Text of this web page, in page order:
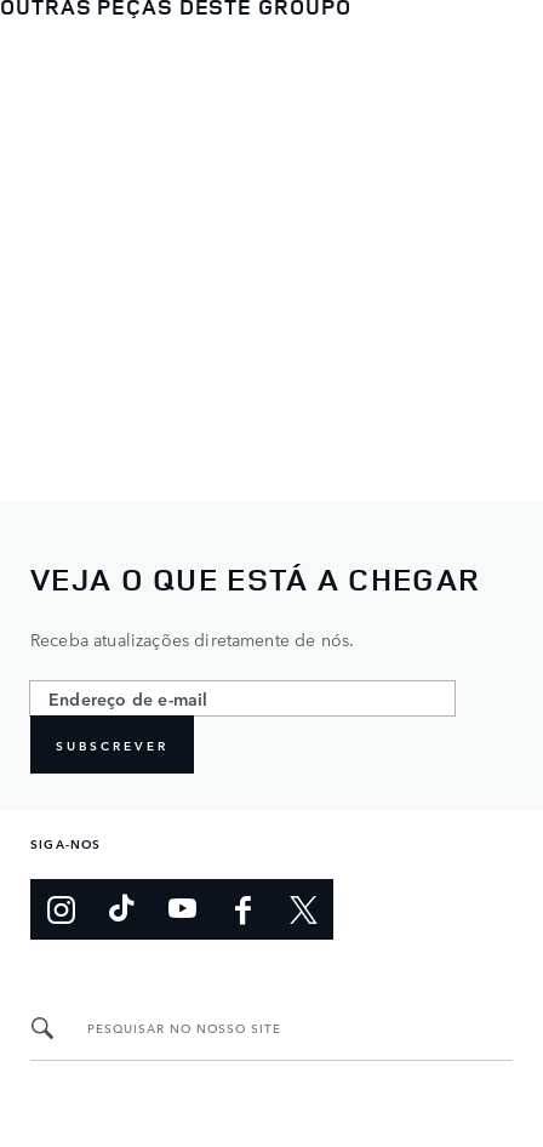
VEJA O QUE ESTÁ A CHEGAR
Receba atualizações diretamente de nós.
SUBSCREVER
SIGA-NOS
PESQUISAR NO NOSSO SITE